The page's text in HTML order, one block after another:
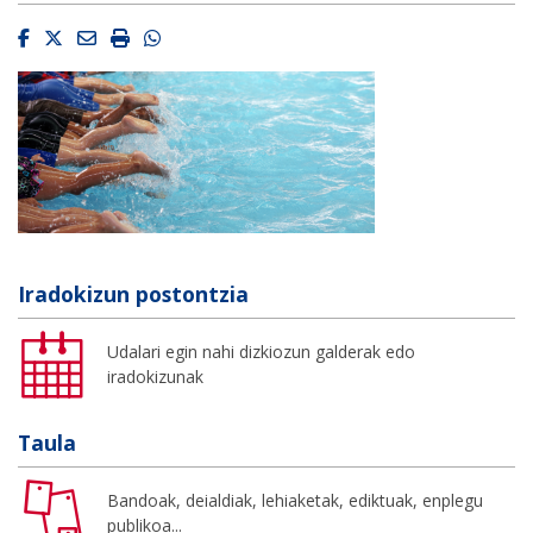
Facebook
Twitter
EmailImprimirWhatsapp
Iradokizun postontzia
Udalari egin nahi dizkiozun galderak edo
iradokizunak
Taula
Bandoak, deialdiak, lehiaketak, ediktuak, enplegu
publikoa...